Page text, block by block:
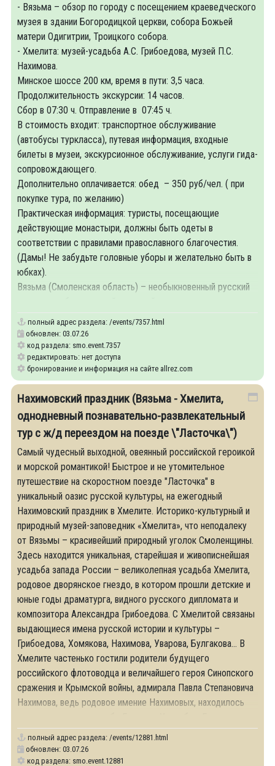
- Вязьма – обзор по городу с посещением краеведческого
музея в здании Богородицкой церкви, собора Божьей
матери Одигитрии, Троицкого собора.
- Хмелита: музей-усадьба А.С. Грибоедова, музей П.С.
Нахимова.
Минское шоссе 200 км, время в пути: 3,5 часа.
Продолжительность экскурсии: 14 часов.
Сбор в 07:30 ч. Отправление в 07:45 ч.
В стоимость входит: транспортное обслуживание
(автобусы туркласса), путевая информация, входные
билеты в музеи, экскурсионное обслуживание, услуги гида-
сопровождающего.
Дополнительно оплачивается: обед – 350 руб/чел. ( при
покупке тура, по желанию)
Практическая информация: туристы, посещающие
действующие монастыри, должны быть одеты в
соответствии с правилами православного благочестия.
(Дамы! Не забудьте головные уборы и желательно быть в
юбках).
Вязьма (Смоленская область) – необыкновенный русский
полный адрес раздела: /events/7357.html
обновлен: 03.07.26
код раздела: smo.event.7357
редактировать: нет доступа
бронирование и информация на сайте allrez.com
Нахимовский праздник (Вязьма - Хмелита,
однодневный познавательно-развлекательный
тур с ж/д переездом на поезде \"Ласточка\")
Самый чудесный выходной, овеянный российской героикой
и морской романтикой! Быстрое и не утомительное
путешествие на скоростном поезде "Ласточка" в
уникальный оазис русской культуры, на ежегодный
Нахимовский праздник в Хмелите. Историко-культурный и
природный музей-заповедник «Хмелита», что неподалеку
от Вязьмы – красивейший природный уголок Смоленщины.
Здесь находится уникальная, старейшая и живописнейшая
усадьба запада России – великолепная усадьба Хмелита,
родовое дворянское гнездо, в котором прошли детские и
юные годы драматурга, видного русского дипломата и
композитора Александра Грибоедова. С Хмелитой связаны
выдающиеся имена русской истории и культуры –
Грибоедова, Хомякова, Нахимова, Уварова, Булгакова… В
Хмелите частенько гостили родители будущего
российского флотоводца и величайшего героя Синопского
сражения и Крымской войны, адмирала Павла Степановича
Нахимова, ведь родовое имение Нахимовых, находилось
полный адрес раздела: /events/12881.html
обновлен: 03.07.26
код раздела: smo.event.12881